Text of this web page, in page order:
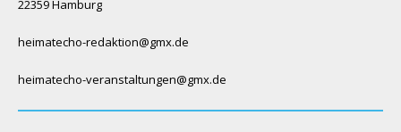
22359 Hamburg
heimatecho-redaktion@gmx.de
heimatecho-veranstaltungen@gmx.de